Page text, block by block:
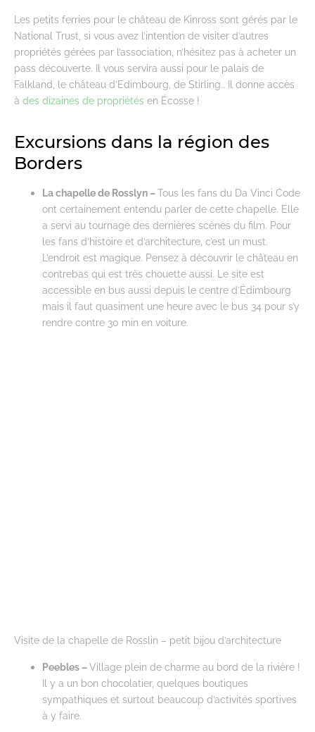
Les petits ferries pour le château de Kinross sont gérés par le
National Trust, si vous avez l’intention de visiter d’autres
propriétés gérées par l’association, n’hésitez pas à acheter un
pass découverte. Il vous servira aussi pour le palais de
Falkland, le château d’Edimbourg, de Stirling… Il donne accès
à des dizaines de propriétés en Écosse !
Excursions dans la région des
Borders
La chapelle de Rosslyn –Tous les fans du Da Vinci Code
ont certainement entendu parler de cette chapelle. Elle
a servi au tournage des dernières scènes du film. Pour
les fans d’histoire et d’architecture, c’est un must.
L’endroit est magique. Pensez à découvrir le château en
contrebas qui est très chouette aussi. Le site est
accessible en bus aussi depuis le centre d’Édimbourg
mais il faut quasiment une heure avec le bus 34 pour s’y
rendre contre 30 min en voiture.
Visite de la chapelle de Rosslin – petit bijou d’architecture
Peebles –Village plein de charme au bord de la rivière !
Il y a un bon chocolatier, quelques boutiques
sympathiques et surtout beaucoup d’activités sportives
à y faire.